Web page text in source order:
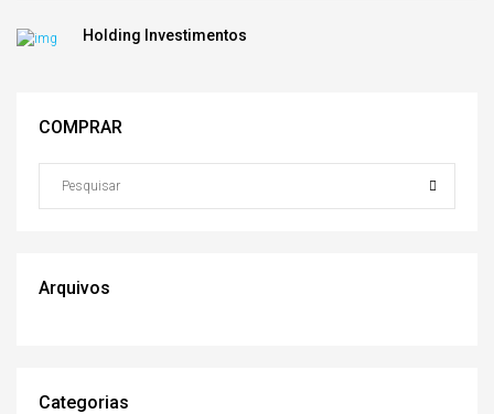
Holding Investimentos
COMPRAR
Arquivos
Categorias